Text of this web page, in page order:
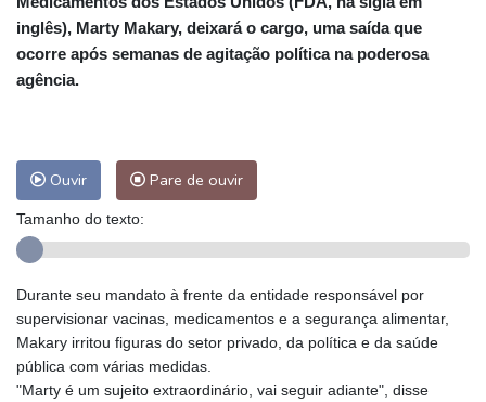
inglês), Marty Makary, deixará o cargo, uma saída que
ocorre após semanas de agitação política na poderosa
agência.
Ouvir Pare de ouvir
Tamanho do texto:
Durante seu mandato à frente da entidade responsável por
supervisionar vacinas, medicamentos e a segurança alimentar,
Makary irritou figuras do setor privado, da política e da saúde
pública com várias medidas.
"Marty é um sujeito extraordinário, vai seguir adiante", disse